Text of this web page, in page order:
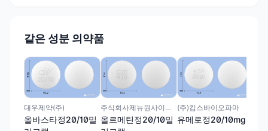
같은 성분 의약품
대우제약(주)
올바스타정20/10밀
주식회사제뉴원사이언스
올르메틴정20/10밀
(주)킵스바이오파마
유메로정20/10mg